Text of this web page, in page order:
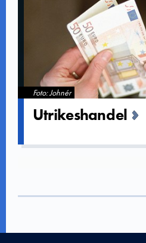
Foto: Johnér
Utrikeshan­del